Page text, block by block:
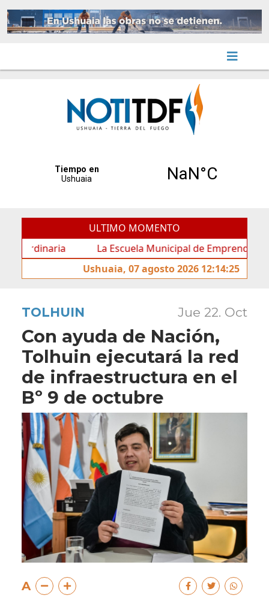
ULTIMO MOMENTO
La Escuela Municipal de Emprendedores
Ushuaia, 07 agosto 2026 12:14:25
TOLHUIN Jue 22. Oct
Con ayuda de Nación,
Tolhuin ejecutará la red
de infraestructura en el
Bº 9 de octubre
A